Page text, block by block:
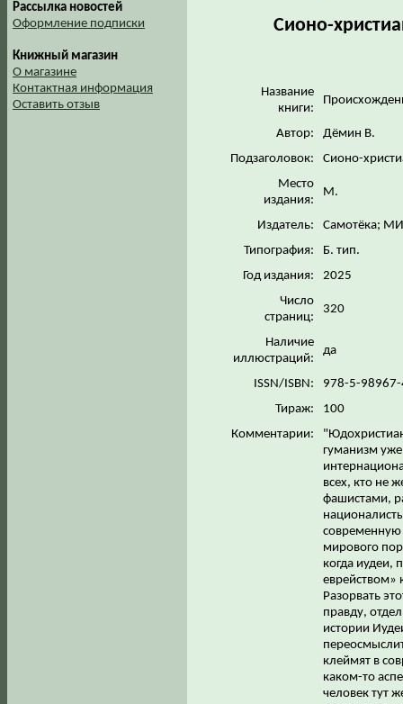
Рассылка новостей
Оформление подписки
Книжный магазин
О магазине
Контактная информация
Оставить отзыв
Сионо-
Название
книги:
Автор:
Дёмин В.
Подзаголовок:
Сионо-
Место
издания:
М.
Издатель:
Самотёка;
Типография:
Б. тип.
Год издания:
2025
Число
страниц:
320
Наличие
иллюстраций:
да
ISSN/ISBN:
978-5-
Тираж:
100
Комментарии:
гуманизм уже
всех, кто не
фашистами,
современную
мирового
когда иудеи,
еврейством»
Разорвать
правду,
истории
клеймят в
каком-то
человек тут